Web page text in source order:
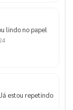
lindo no papel
estou repetindo